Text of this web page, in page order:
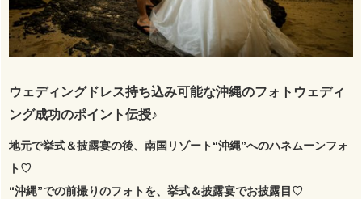
ウェディングドレス持ち込み可能な沖縄のフォトウェディ
ング成功のポイント伝授♪
地元で挙式＆披露宴の後、南国リゾート“沖縄”へのハネムーンフォ
ト♡
“沖縄”での前撮りのフォトを、挙式＆披露宴でお披露目♡